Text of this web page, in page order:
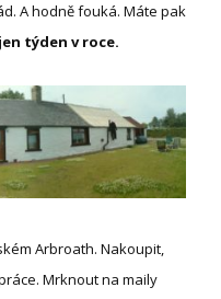
A hodně fouká. Máte pak
týden v roce.
Arbroath. Nakoupit,
Mrknout na maily